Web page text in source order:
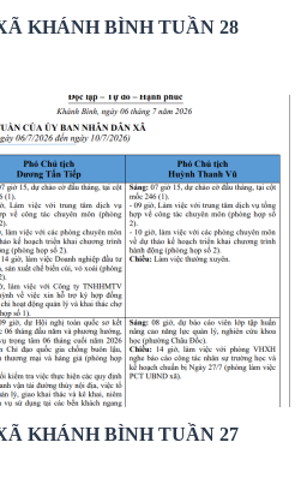
KHÁNH BÌNH TUẦN 28
KHÁNH BÌNH TUẦN 27